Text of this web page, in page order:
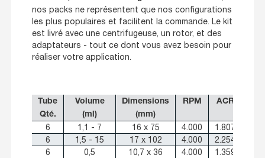
nos packs ne représentent que nos configurations
les plus populaires et facilitent la commande. Le kit
est livré avec une centrifugeuse, un rotor, et des
adaptateurs - tout ce dont vous avez besoin pour
réaliser votre application.
Tube
Qté.
Volume
(ml)
Dimensions
(mm)
RPM ACR
6 1,1 - 7 16 x 75 4.000
1.807
6
1,5 - 15 17 x 102 4.000
2.254
6
0,5
10,7 x 36 4.000 1.359